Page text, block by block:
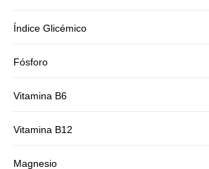
Índice Glicémico
Fósforo
Vitamina B6
Vitamina B12
Magnesio